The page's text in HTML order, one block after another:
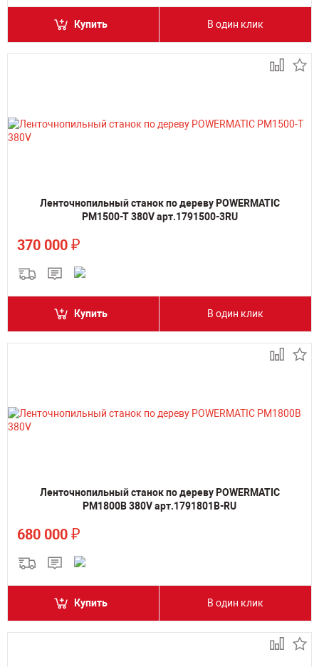
Купить В один клик
Ленточнопильный станок по дереву POWERMATIC
PM1500-T 380V арт.1791500-3RU
370 000 ₽
Купить В один клик
Ленточнопильный станок по дереву POWERMATIC
PM1800B 380V арт.1791801B-RU
680 000 ₽
Купить В один клик